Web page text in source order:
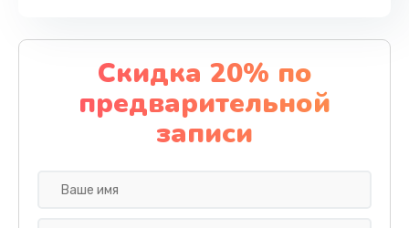
Скидка 20% по
предварительной
записи